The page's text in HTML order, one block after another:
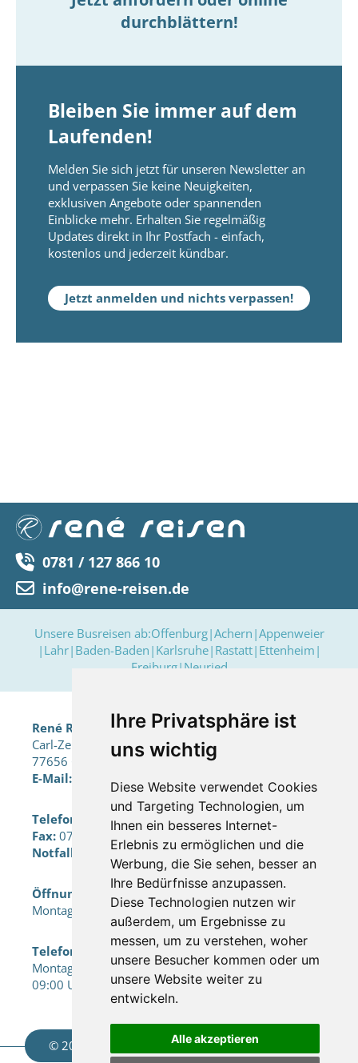
Ihre Privatsphäre ist
uns wichtig
Diese Website verwendet Cookies
und Targeting Technologien, um
Ihnen ein besseres Internet-
Erlebnis zu ermöglichen und die
Werbung, die Sie sehen, besser an
Ihre Bedürfnisse anzupassen.
Diese Technologien nutzen wir
außerdem, um Ergebnisse zu
messen, um zu verstehen, woher
unsere Besucher kommen oder um
unsere Website weiter zu
entwickeln.
Alle akzeptieren
durchblättern!
Bleiben Sie immer auf dem
Laufenden!
Melden Sie sich jetzt für unseren Newsletter an
und verpassen Sie keine Neuigkeiten,
exklusiven Angebote oder spannenden
Einblicke mehr. Erhalten Sie regelmäßig
Updates direkt in Ihr Postfach - einfach,
kostenlos und jederzeit kündbar.
Jetzt anmelden und nichts verpassen!
0781 / 127 866 10
info@rene-reisen.de
Unsere Busreisen ab:Offenburg|Achern |Appenweier
| Lahr| Baden-Baden | Karlsruhe| Rastatt| Ettenheim |
Freiburg| Neuried
René Reisen e.K.
Carl-Zeiss-Str. 18a
77656 Offenburg
E-Mail:
Telefon:
0781 / 127 866 10
Fax: 0781 / 127 866 13
Notfallnummer:0151 / 22087146
Öffnungszeiten Büro:
Montag bis Freitag nach Terminvereinbarung
Telefonisch erreichbar:
Montag bis Freitag
09:00 Uhr - 12:00 Uhr & 13:30 Uhr - 17:00Uhr
© 2026 René Reisen e.K. created byvistabus.de